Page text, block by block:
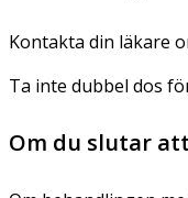
Kontakta din läkare
Ta inte dubbel dos
Om du slutar